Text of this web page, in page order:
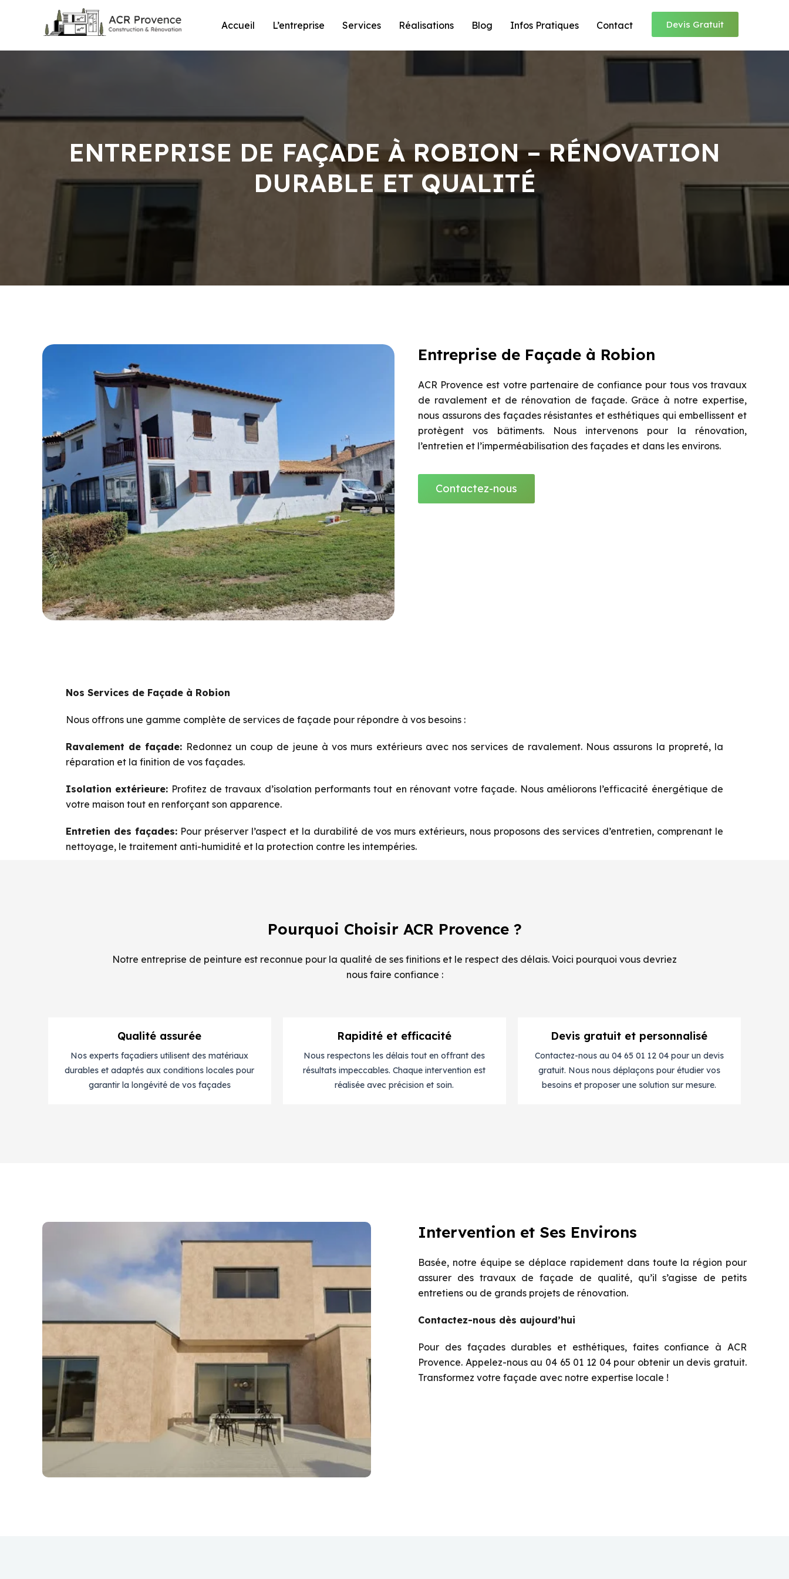
Accueil L’entreprise Services Réalisations Blog Infos Pratiques Contact Devis Gratuit
ENTREPRISE DE FAÇADE À ROBION – RÉNOVATION
DURABLE ET QUALITÉ
Entreprise de Façade à Robion
ACR Provence est votre partenaire de confiance pour tous vos travaux
de ravalement et de rénovation de façade. Grâce à notre expertise,
nous assurons des façades résistantes et esthétiques qui embellissent et
protègent vos bâtiments. Nous intervenons pour la rénovation,
l’entretien et l’imperméabilisation des façades et dans les environs.
Contactez-nous
Nos Services de Façade à Robion
Nous offrons une gamme complète de services de façade pour répondre à vos besoins :
Ravalement de façade: Redonnez un coup de jeune à vos murs extérieurs avec nos services de ravalement. Nous assurons la propreté, la
réparation et la finition de vos façades.
Isolation extérieure: Profitez de travaux d’isolation performants tout en rénovant votre façade. Nous améliorons l’efficacité énergétique de
votre maison tout en renforçant son apparence.
Entretien des façades:Pour préserver l’aspect et la durabilité de vos murs extérieurs, nous proposons des services d’entretien, comprenant le
nettoyage, le traitement anti-humidité et la protection contre les intempéries.
Pourquoi Choisir ACR Provence ?
Notre entreprise de peinture est reconnue pour la qualité de ses finitions et le respect des délais. Voici pourquoi vous devriez
nous faire confiance :
Qualité assurée
Nos experts façadiers utilisent des matériaux
durables et adaptés aux conditions locales pour
garantir la longévité de vos façades
Rapidité et efficacité
Nous respectons les délais tout en offrant des
résultats impeccables. Chaque intervention est
réalisée avec précision et soin.
Devis gratuit et personnalisé
Contactez-nous au 04 65 01 12 04 pour un devis
gratuit. Nous nous déplaçons pour étudier vos
besoins et proposer une solution sur mesure.
Intervention et Ses Environs
Basée, notre équipe se déplace rapidement dans toute la région pour
assurer des travaux de façade de qualité, qu’il s’agisse de petits
entretiens ou de grands projets de rénovation.
Contactez-nous dès aujourd’hui
Pour des façades durables et esthétiques, faites confiance à ACR
Provence. Appelez-nous au 04 65 01 12 04 pour obtenir un devis gratuit.
Transformez votre façade avec notre expertise locale !